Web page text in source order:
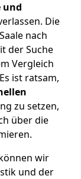
und
Die
nach
der Suche
Vergleich
ist ratsam,
zu setzen,
über die
wir
und der